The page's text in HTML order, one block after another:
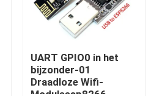
UART GPIO0 in het
bijzonder-01
Draadloze Wifi-